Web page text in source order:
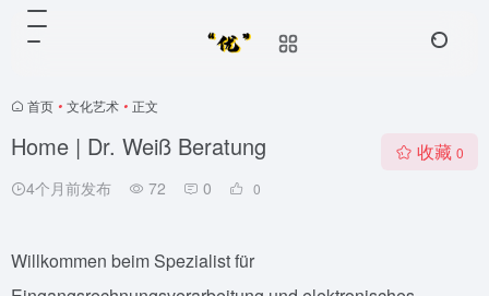
首页 • 文化艺术 • 正文
Home | Dr. Weiß Beratung
4个月前发布 72 0 0
收藏 0
Willkommen beim Spezialist für